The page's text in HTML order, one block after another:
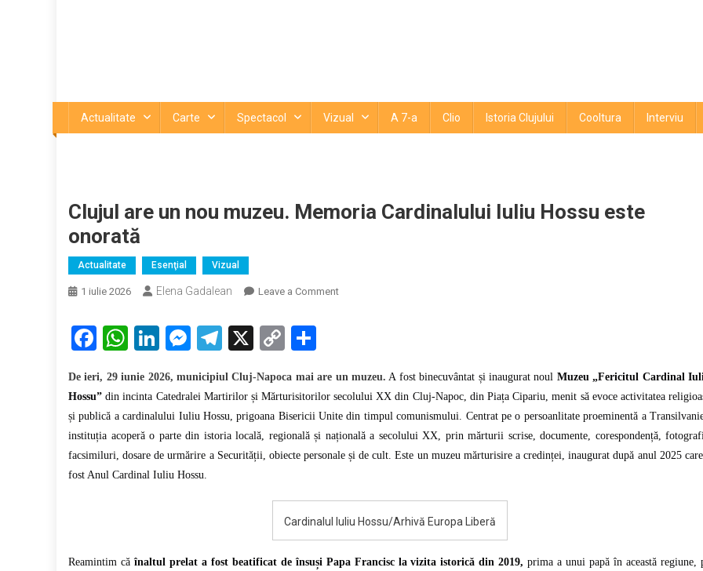
Actualitate Carte Spectacol Vizual A 7-a Clio Istoria Clujului Cooltura Interviu
Clujul are un nou muzeu. Memoria Cardinalului Iuliu Hossu este
onorată
Actualitate Esenţial Vizual
1 iulie 2026 Elena Gadalean Leave a Commenton
muzeu.
Memoria
Cardinalului
Iuliu
Hossu
Facebook
WhatsApp
LinkedIn
Messenger
Telegram
X
Copy
De ieri, 29 iunie 2026, municipiul Cluj-Napoca mai are un muzeu. A fost binecuvântat și inaugurat noul Muzeu „Fericitul Cardinal
Hossu” din incinta Catedralei Martirilor și Mărturisitorilor secolului XX din Cluj-Napoc, din Piața Cipariu, menit să evoce activitatea
și publică a cardinalului Iuliu Hossu, prigoana Bisericii Unite din timpul comunismului. Centrat pe o persoanlitate proeminentă a
instituția acoperă o parte din istoria locală, regională și națională a secolului XX, prin mărturii scrise, documente, corespondență,
facsimiluri, dosare de urmărire a Securității, obiecte personale și de cult. Este un muzeu mărturisire a credinței, inaugurat după anul 2025
fost Anul Cardinal Iuliu Hossu.
Cardinalul Iuliu Hossu/Arhivă Europa Liberă
Reamintim că înaltul prelat a fost beatificat de însuși Papa Francisc la vizita istorică din 2019, prima a unui papă în această regiune,